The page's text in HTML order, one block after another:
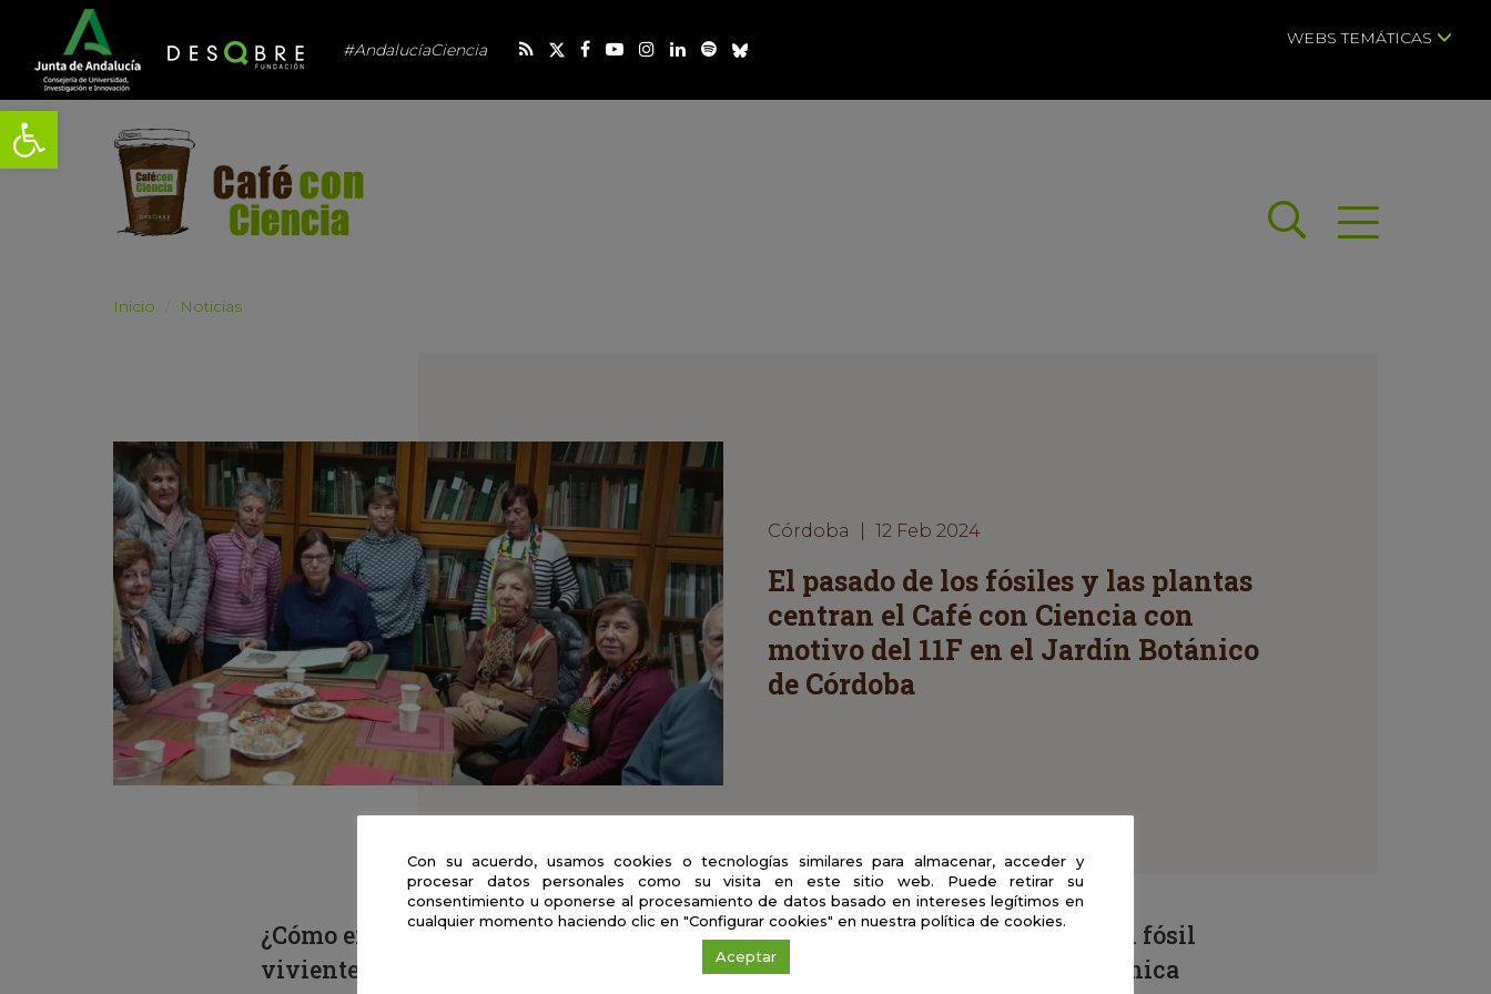
Abrir barra de herramientas
#AndalucíaCiencia
WEBS TEMÁTICAS
BuscarAbrir menú
Inicio Noticias
Córdoba 12 Feb 2024
El pasado de los fósiles y las plantas
centran el Café con Ciencia con
motivo del 11F en el Jardín Botánico
de Córdoba
¿Cómo eran las plantas del pasado? ¿Para qué sirven sus fósiles? ¿Qué es un fósil
viviente? Las respuestas a estas preguntas las ha ofrecido hoy la paleobotánica
Con su acuerdo, usamos cookies o tecnologías similares para almacenar, acceder y
procesar datos personales como su visita en este sitio web. Puede retirar su
consentimiento u oponerse al procesamiento de datos basado en intereses legítimos en
cualquier momento haciendo clic en "Configurar cookies" en nuestra política de cookies.
Aceptar